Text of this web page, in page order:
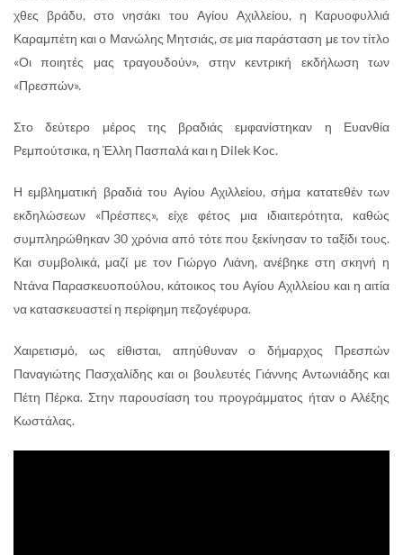
χθες βράδυ, στο νησάκι του Αγίου Αχιλλείου, η Καρυοφυλλιά
Καραμπέτη και ο Μανώλης Μητσιάς, σε μια παράσταση με τον τίτλο
«Οι ποιητές μας τραγουδούν», στην κεντρική εκδήλωση των
«Πρεσπών».
Στο δεύτερο μέρος της βραδιάς εμφανίστηκαν η Ευανθία
Ρεμπούτσικα, η Έλλη Πασπαλά και η Dilek Koc.
Η εμβληματική βραδιά του Αγίου Αχιλλείου, σήμα κατατεθέν των
εκδηλώσεων «Πρέσπες», είχε φέτος μια ιδιαιτερότητα, καθώς
συμπληρώθηκαν 30 χρόνια από τότε που ξεκίνησαν το ταξίδι τους.
Και συμβολικά, μαζί με τον Γιώργο Λιάνη, ανέβηκε στη σκηνή η
Ντάνα Παρασκευοπούλου, κάτοικος του Αγίου Αχιλλείου και η αιτία
να κατασκευαστεί η περίφημη πεζογέφυρα.
Χαιρετισμό, ως είθισται, απηύθυναν ο δήμαρχος Πρεσπών
Παναγιώτης Πασχαλίδης και οι βουλευτές Γιάννης Αντωνιάδης και
Πέτη Πέρκα. Στην παρουσίαση του προγράμματος ήταν ο Αλέξης
Κωστάλας.